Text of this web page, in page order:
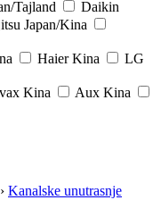
Tajland
Daikin
Japan/Kina
Haier Kina
LG
Kina Aux Kina
› Kanalske unutrasnje